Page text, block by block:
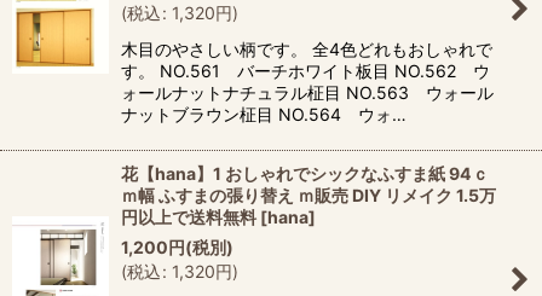
(税込: 1,320円)
木目のやさしい柄です。 全4色どれもおしゃれで
す。 NO.561 バーチホワイト板目 NO.562 ウ
ォールナットナチュラル柾目 NO.563 ウォール
ナットブラウン柾目 NO.564 ウォ…
花【hana】1 おしゃれでシックなふすま紙 94ｃ
ｍ幅 ふすまの張り替え ｍ販売 DIY リメイク 1.5万
円以上で送料無料 [hana]
1,200円(税別)
(税込: 1,320円)